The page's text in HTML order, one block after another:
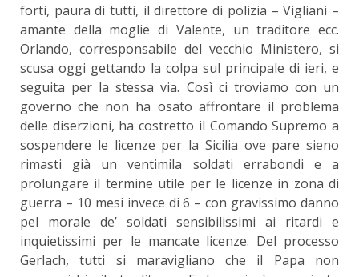
forti, paura di tutti, il direttore di polizia – Vigliani –
amante della moglie di Valente, un traditore ecc.
Orlando, corresponsabile del vecchio Ministero, si
scusa oggi gettando la colpa sul principale di ieri, e
seguita per la stessa via. Così ci troviamo con un
governo che non ha osato affrontare il problema
delle diserzioni, ha costretto il Comando Supremo a
sospendere le licenze per la Sicilia ove pare sieno
rimasti già un ventimila soldati errabondi e a
prolungare il termine utile per le licenze in zona di
guerra – 10 mesi invece di 6 – con gravissimo danno
pel morale de’ soldati sensibilissimi ai ritardi e
inquietissimi per le mancate licenze. Del processo
Gerlach, tutti si maravigliano che il Papa non